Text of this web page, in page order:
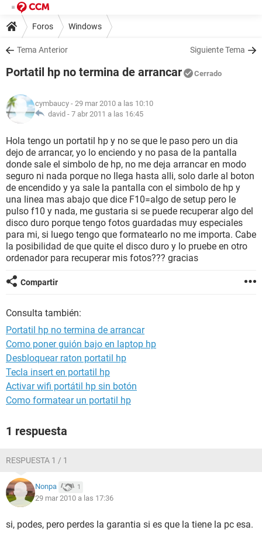
Foros Windows
Tema Anterior Siguiente Tema
Portatil hp no termina de arrancar Cerrado
cymbaucy - 29 mar 2010 a las 10:10
david - 7 abr 2011 a las 16:45
Hola tengo un portatil hp y no se que le paso pero un dia
dejo de arrancar, yo lo enciendo y no pasa de la pantalla
donde sale el simbolo de hp, no me deja arrancar en modo
seguro ni nada porque no llega hasta alli, solo darle al boton
de encendido y ya sale la pantalla con el simbolo de hp y
una linea mas abajo que dice F10=algo de setup pero le
pulso f10 y nada, me gustaria si se puede recuperar algo del
disco duro porque tengo fotos guardadas muy especiales
para mi, si luego tengo que formatearlo no me importa. Cabe
la posibilidad de que quite el disco duro y lo pruebe en otro
ordenador para recuperar mis fotos??? gracias
Compartir
Consulta también:
Portatil hp no termina de arrancar
Como poner guión bajo en laptop hp
Desbloquear raton portatil hp
Tecla insert en portatil hp
Activar wifi portátil hp sin botón
Como formatear un portatil hp
1 respuesta
RESPUESTA 1 / 1
Nonpa 1
29 mar 2010 a las 17:36
si, podes, pero perdes la garantia si es que la tiene la pc esa.